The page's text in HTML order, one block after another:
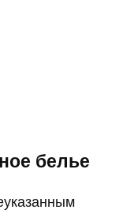
белье